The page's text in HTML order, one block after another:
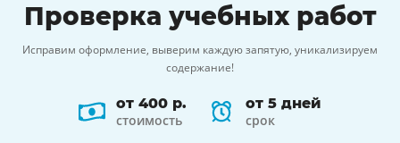
Проверка учебных работ
Исправим оформление, выверим каждую запятую, уникализируем
содержание!
от 400 р.
стоимость
от 5 дней
срок